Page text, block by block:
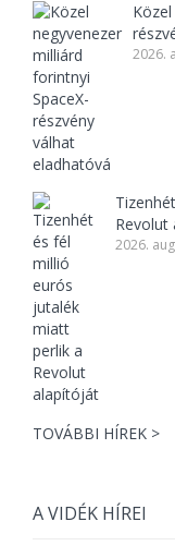
2026.
Revolut
2026.
TOVÁBBI HÍREK >
A VIDÉK HÍREI